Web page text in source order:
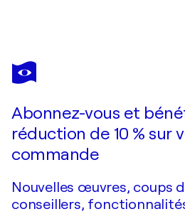
JOSE ANTONIO MARTIN SANTOS
Prácticos al atardecer
Abonnez-vous et
réduction de 10 % sur
commande
Nouvelles œuvres, coups
conseillers,